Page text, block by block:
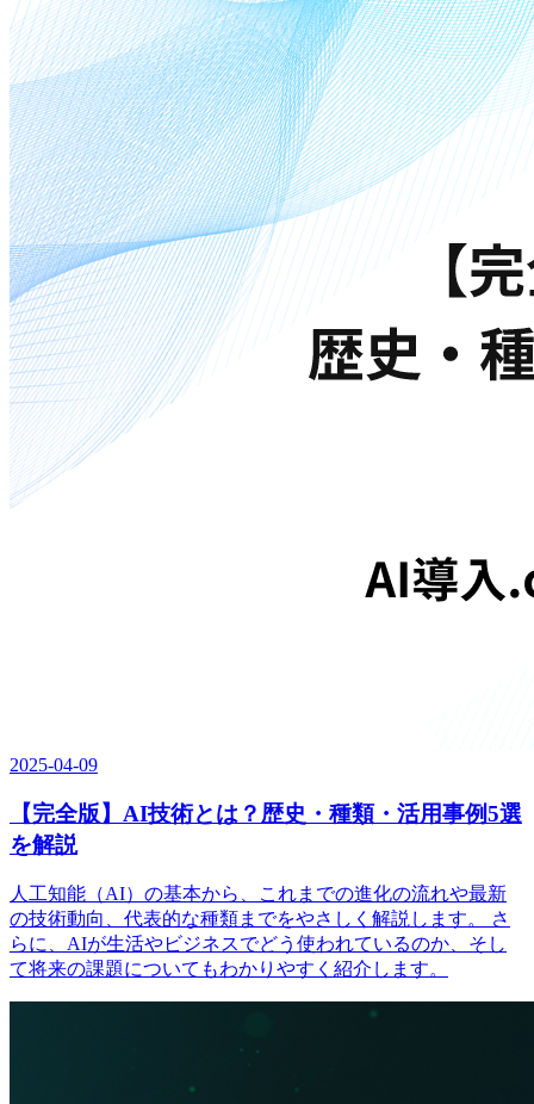
2025-04-09
【完全版】AI技術とは？歴史・種類・活用事例5選
を解説
人工知能（AI）の基本から、これまでの進化の流れや最新
の技術動向、代表的な種類までをやさしく解説します。 さ
らに、AIが生活やビジネスでどう使われているのか、そし
て将来の課題についてもわかりやすく紹介します。